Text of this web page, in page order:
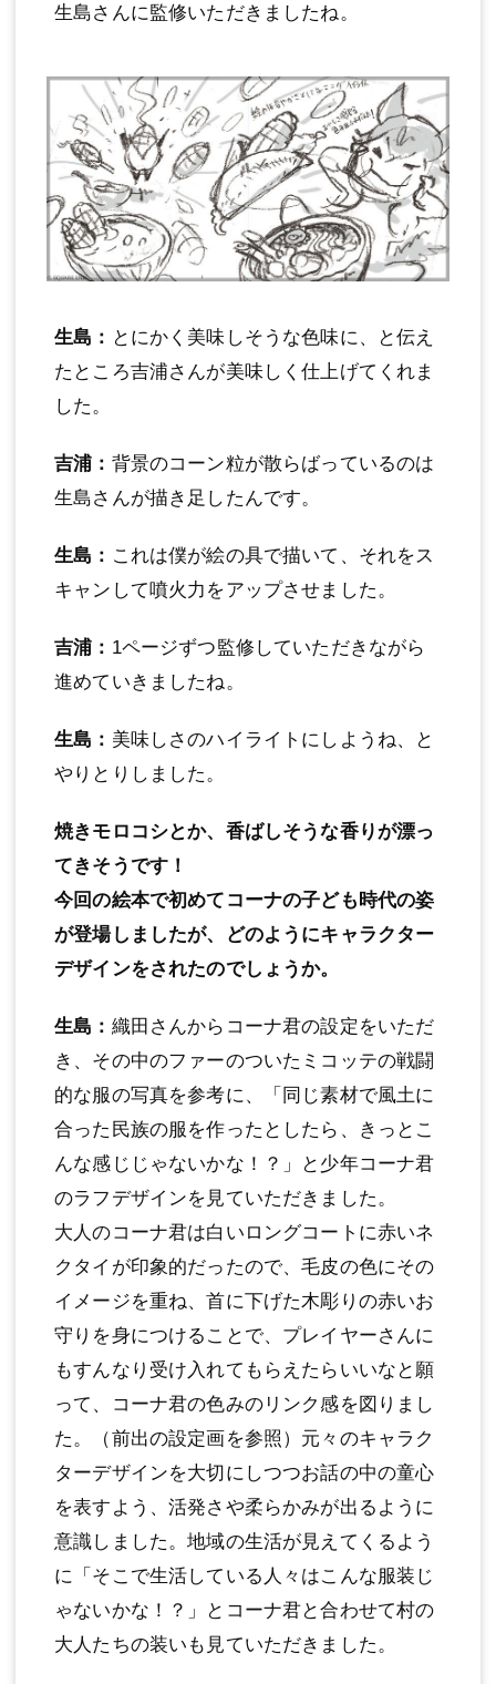
生島さんに監修いただきましたね。
生島： とにかく美味しそうな色味に、と伝え
たところ吉浦さんが美味しく仕上げてくれま
した。
吉浦： 背景のコーン粒が散らばっているのは
生島さんが描き足したんです。
生島： これは僕が絵の具で描いて、それをス
キャンして噴火力をアップさせました。
吉浦： 1ページずつ監修していただきながら
進めていきましたね。
生島： 美味しさのハイライトにしようね、と
やりとりしました。
焼きモロコシとか、香ばしそうな香りが漂っ
てきそうです！
今回の絵本で初めてコーナの子ども時代の姿
が登場しましたが、どのようにキャラクター
デザインをされたのでしょうか。
生島： 織田さんからコーナ君の設定をいただ
き、その中のファーのついたミコッテの戦闘
的な服の写真を参考に、「同じ素材で風土に
合った民族の服を作ったとしたら、きっとこ
んな感じじゃないかな！？」と少年コーナ君
のラフデザインを見ていただきました。
大人のコーナ君は白いロングコートに赤いネ
クタイが印象的だったので、毛皮の色にその
イメージを重ね、首に下げた木彫りの赤いお
守りを身につけることで、プレイヤーさんに
もすんなり受け入れてもらえたらいいなと願
って、コーナ君の色みのリンク感を図りまし
た。（前出の設定画を参照）元々のキャラク
ターデザインを大切にしつつお話の中の童心
を表すよう、活発さや柔らかみが出るように
意識しました。地域の生活が見えてくるよう
に「そこで生活している人々はこんな服装じ
ゃないかな！？」とコーナ君と合わせて村の
大人たちの装いも見ていただきました。